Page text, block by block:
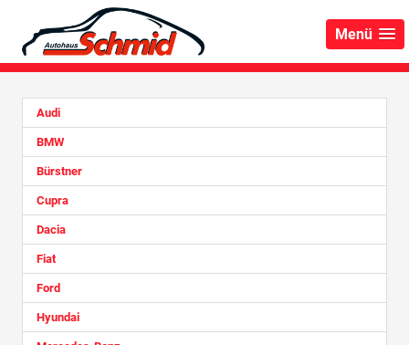
Menü
Audi
BMW
Bürstner
Cupra
Dacia
Fiat
Ford
Hyundai